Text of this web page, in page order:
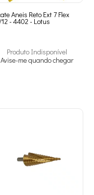
Aneis Reto Ext 7 Flex
- 4402 - Lotus
Produto Indisponível
Avise-me quando chegar